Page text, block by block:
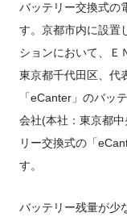
バッテリー交換式の
す。京都市内に設置
ションにおいて、Ｅ
東京都千代田区、代
「eCanter」のバッ
会社(本社：東京都
リー交換式の「
す。
バッテリー残量が少